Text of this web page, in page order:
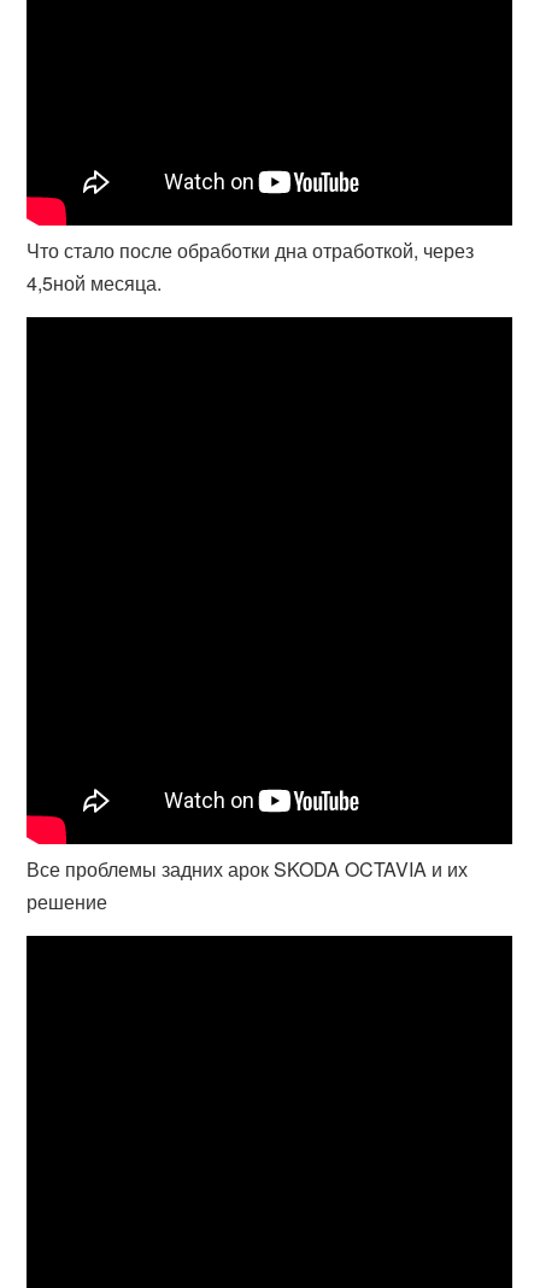
Что стало после обработки дна отработкой, через
4,5ной месяца.
Все проблемы задних арок SKODA OCTAVIA и их
решение